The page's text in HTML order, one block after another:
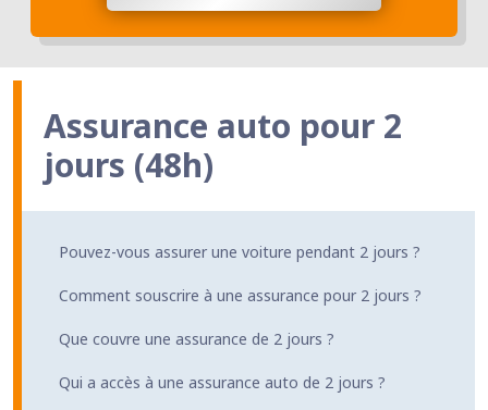
Assurance auto pour 2
jours (48h)
Pouvez-vous assurer une voiture pendant 2 jours ?
Comment souscrire à une assurance pour 2 jours ?
Que couvre une assurance de 2 jours ?
Qui a accès à une assurance auto de 2 jours ?